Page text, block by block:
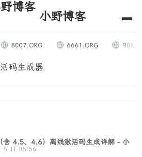
小野博客
8007.ORG 6661.ORG
码生成器
含 4.5、4.6）离线激活码生成详解 - 小
6 日 05:56